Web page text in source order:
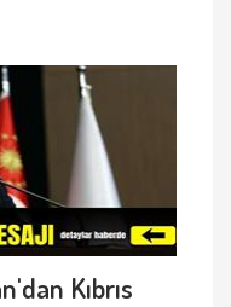
Kıbrıs